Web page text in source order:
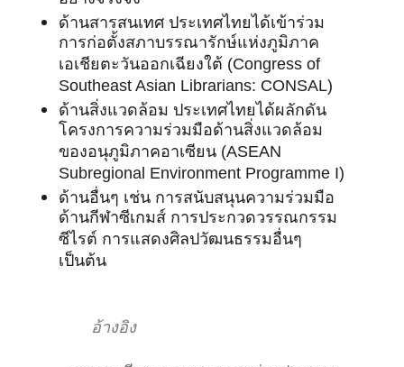
ด้านสารสนเทศ ประเทศไทยได้เข้าร่วม
การก่อตั้งสภาบรรณารักษ์แห่งภูมิภาค
เอเชียตะวันออกเฉียงใต้ (Congress of
Southeast Asian Librarians: CONSAL)
ด้านสิ่งแวดล้อม ประเทศไทยได้ผลักดัน
โครงการความร่วมมือด้านสิ่งแวดล้อม
ของอนุภูมิภาคอาเซียน (ASEAN
Subregional Environment Programme I)
ด้านอื่นๆ เช่น การสนับสนุนความร่วมมือ
ด้านกีฬาซีเกมส์ การประกวดวรรณกรรม
ซีไรต์ การแสดงศิลปวัฒนธรรมอื่นๆ
เป็นต้น
อ้างอิง